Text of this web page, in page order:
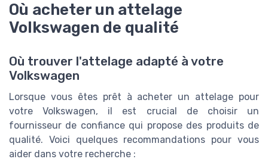
Où acheter un attelage
Volkswagen de qualité
Où trouver l'attelage adapté à votre
Volkswagen
Lorsque vous êtes prêt à acheter un attelage pour
votre Volkswagen, il est crucial de choisir un
fournisseur de confiance qui propose des produits de
qualité. Voici quelques recommandations pour vous
aider dans votre recherche :